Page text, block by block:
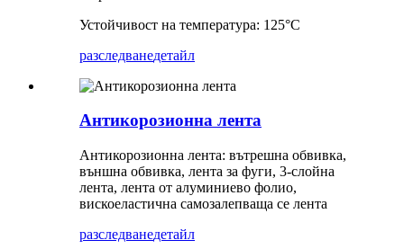
Устойчивост на температура: 125°C
разследванедетайл
Антикорозионна лента
Антикорозионна лента: вътрешна обвивка,
външна обвивка, лента за фуги, 3-слойна
лента, лента от алуминиево фолио,
вискоеластична самозалепваща се лента
разследванедетайл